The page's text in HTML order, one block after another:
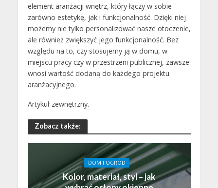
element aranżacji wnętrz, który łączy w sobie
zarówno estetykę, jak i funkcjonalność. Dzięki niej
możemy nie tylko personalizować nasze otoczenie,
ale również zwiększyć jego funkcjonalność. Bez
względu na to, czy stosujemy ją w domu, w
miejscu pracy czy w przestrzeni publicznej, zawsze
wnosi wartość dodaną do każdego projektu
aranżacyjnego.
Artykuł zewnętrzny.
Zobacz także:
DOM I OGRÓD
Kolor, materiał, styl – jak